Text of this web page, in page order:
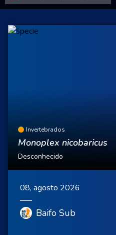
Invertebrados
Monoplex nicobaricus
Desconhecido
08, agosto 2026
Baifo Sub